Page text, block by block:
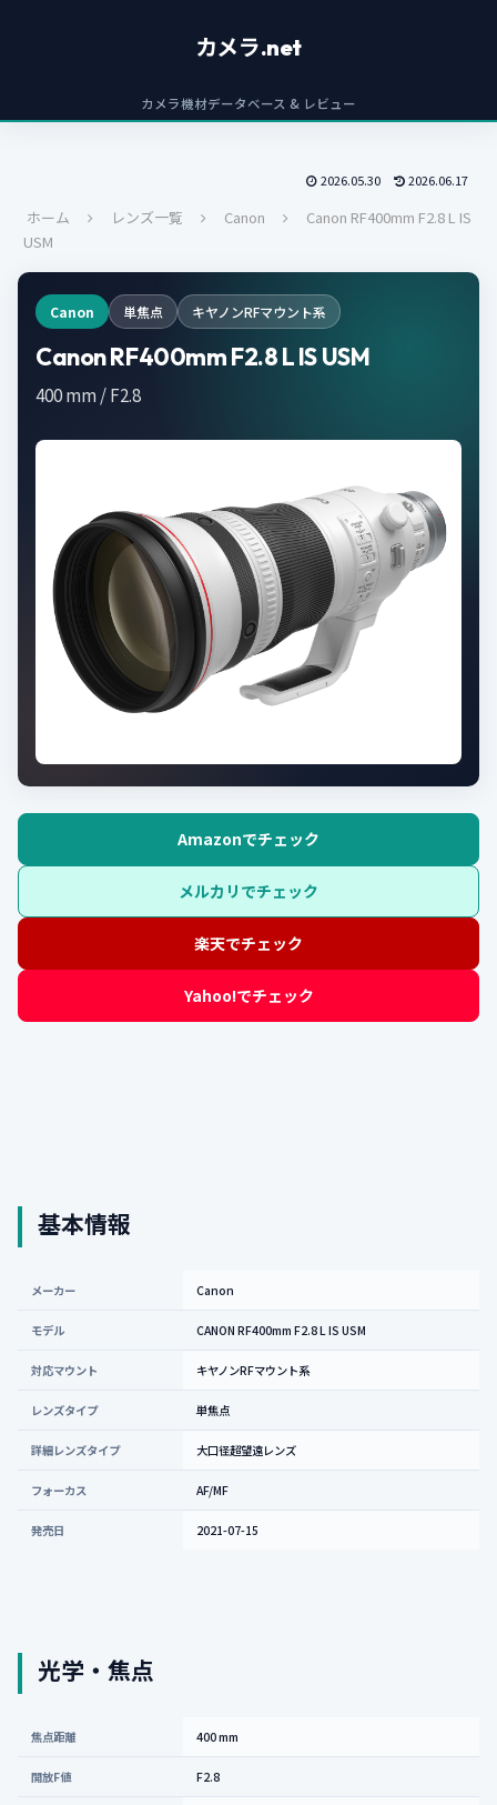
カメラ.net
カメラ機材データベース & レビュー
2026.05.30 2026.06.17
ホーム レンズ一覧 Canon
Canon RF400mm F2.8 L IS
USM
Canon 単焦点 キヤノンRFマウント系
Canon RF400mm F2.8 L IS USM
400 mm / F2.8
Amazonでチェック
メルカリでチェック
楽天でチェック
Yahoo!でチェック
基本情報
メーカー Canon
モデル CANON RF400mm F2.8 L IS USM
対応マウント キヤノンRFマウント系
レンズタイプ 単焦点
詳細レンズタイプ 大口径超望遠レンズ
フォーカス AF/MF
発売日 2021-07-15
光学・焦点
焦点距離 400 mm
開放F値 F2.8